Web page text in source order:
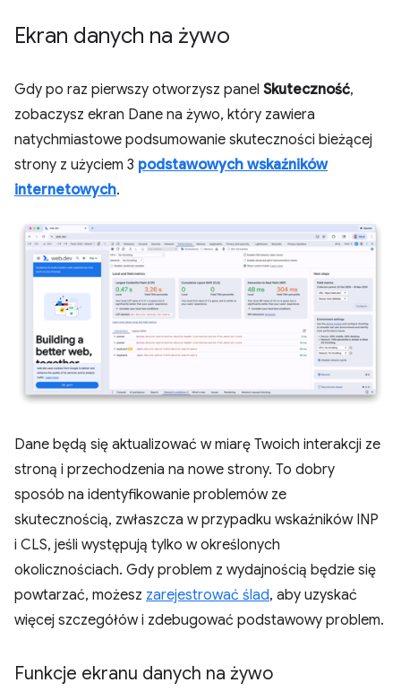
Ekran danych na żywo
Gdy po raz pierwszy otworzysz panel Skuteczność,
zobaczysz ekran Dane na żywo, który zawiera
natychmiastowe podsumowanie skuteczności bieżącej
strony z użyciem 3 podstawowych wskaźników
internetowych.
Dane będą się aktualizować w miarę Twoich interakcji ze
stroną i przechodzenia na nowe strony. To dobry
sposób na identyfikowanie problemów ze
skutecznością, zwłaszcza w przypadku wskaźników INP
i CLS, jeśli występują tylko w określonych
okolicznościach. Gdy problem z wydajnością będzie się
powtarzać, możesz zarejestrować ślad, aby uzyskać
więcej szczegółów i zdebugować podstawowy problem.
Funkcje ekranu danych na żywo